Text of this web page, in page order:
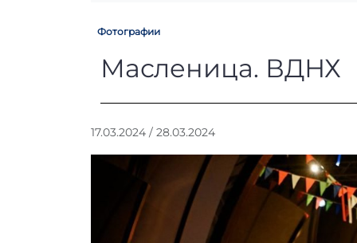
Фотографии
Масленица.
Масленица. ВДНХ
17.03.2024 / 28.03.2024
р
: